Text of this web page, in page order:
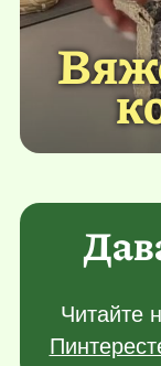
Читайте